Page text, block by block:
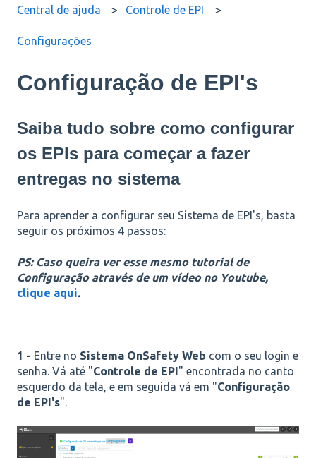
Central de ajuda Controle de EPI
Configurações
Configuração de EPI's
Saiba tudo sobre como configurar
os EPIs para começar a fazer
entregas no sistema
Para aprender a configurar seu Sistema de EPI's, basta
seguir os próximos 4 passos:
PS: Caso queira ver esse mesmo tutorial de
Configuração através de um vídeo no Youtube,
clique aqui.
1 - Entre no Sistema OnSafety Web com o seu login e
senha. Vá até "Controle de EPI" encontrada no canto
esquerdo da tela, e em seguida vá em "Configuração
de EPI's".